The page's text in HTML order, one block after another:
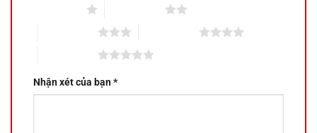
Nhận xét của bạn*